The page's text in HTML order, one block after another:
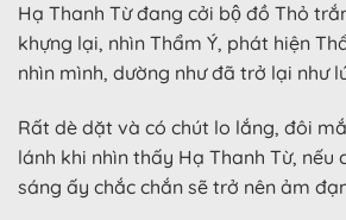
Hạ Thanh Từ đang cởi bộ đồ Thỏ
khựng lại, nhìn Thẩm Ý, phát hiện
nhìn mình, dường như đã trở lại như
Rất dè dặt và có chút lo lắng, đôi
lánh khi nhìn thấy Hạ Thanh Từ, nếu
sáng ấy chắc chắn sẽ trở nên ảm